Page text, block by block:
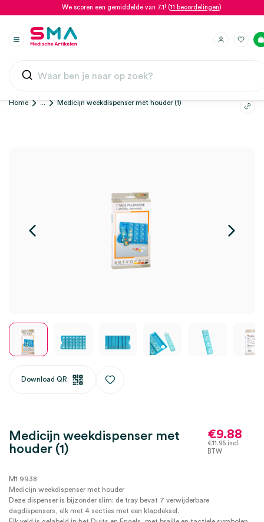
We scoren een gemiddelde van 7.1! (11 beoordelingen)
Home ... Medicijn weekdispenser met houder (1)
Download QR
Medicijn weekdispenser met
houder (1)
€9.88
€11.95 incl.
BTW
M1 9938
Medicijn weekdispenser met houder
Deze dispenser is bijzonder slim: de tray bevat 7 verwijderbare
dagdispensers, elk met 4 secties met een klapdeksel.